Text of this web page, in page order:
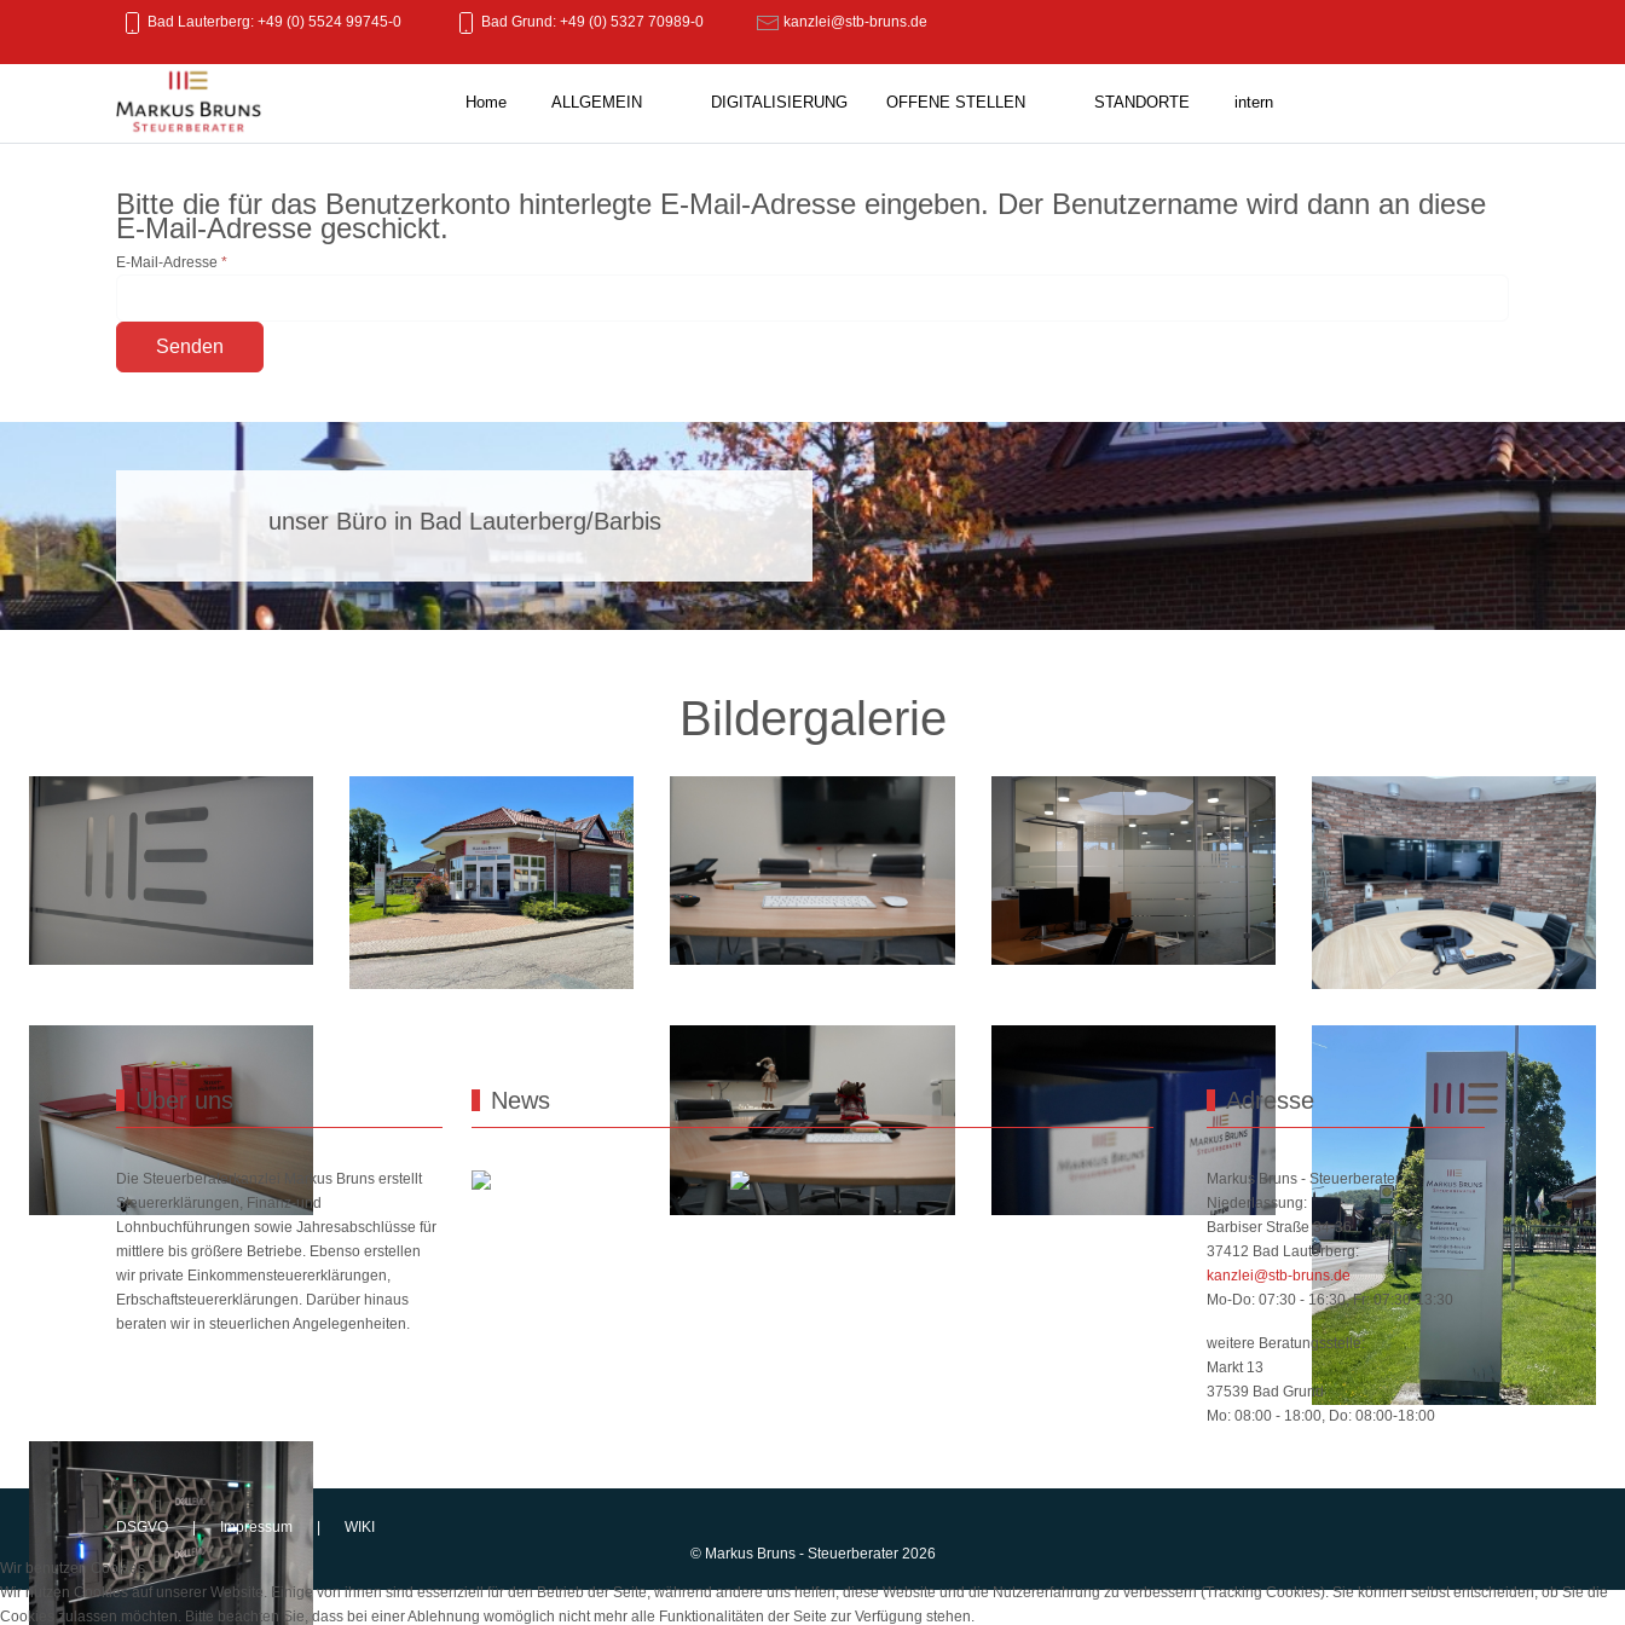
Bad Lauterberg: +49 (0) 5524 99745-0 Bad Grund: +49 (0) 5327 70989-0 kanzlei@stb-bruns.de
Home ALLGEMEIN DIGITALISIERUNG OFFENE STELLEN STANDORTE intern
Bitte die für das Benutzerkonto hinterlegte E-Mail-Adresse eingeben. Der Benutzername wird dann an diese
E-Mail-Adresse geschickt.
E-Mail-Adresse *
Senden
unser Büro in Bad Lauterberg/Barbis
Bildergalerie
Über uns
Die Steuerberaterkanzlei Markus Bruns erstellt
Steuererklärungen, Finanz-und
Lohnbuchführungen sowie Jahresabschlüsse für
mittlere bis größere Betriebe. Ebenso erstellen
wir private Einkommensteuererklärungen,
Erbschaftsteuererklärungen. Darüber hinaus
beraten wir in steuerlichen Angelegenheiten.
News Adresse
Markus Bruns - Steuerberater
Niederlassung:
Barbiser Straße 34-36
37412 Bad Lauterberg:
kanzlei@stb-bruns.de
Mo-Do: 07:30 - 16:30, Fr: 07:30-13:30
weitere Beratungsstelle:
Markt 13
37539 Bad Grund
Mo: 08:00 - 18:00, Do: 08:00-18:00
DSGVO | Impressum |
WIKI
© Markus Bruns - Steuerberater 2026
Wir benutzen Cookies
Wir nutzen Cookies auf unserer Website. Einige von ihnen sind essenziell für den Betrieb der Seite, während andere uns helfen, diese Website und die Nutzererfahrung zu verbessern (Tracking Cookies). Sie können selbst entscheiden, ob Sie die
Cookies zulassen möchten. Bitte beachten Sie, dass bei einer Ablehnung womöglich nicht mehr alle Funktionalitäten der Seite zur Verfügung stehen.